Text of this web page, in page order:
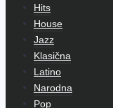
Hits
House
Jazz
Klasična
Latino
Narodna
Pop